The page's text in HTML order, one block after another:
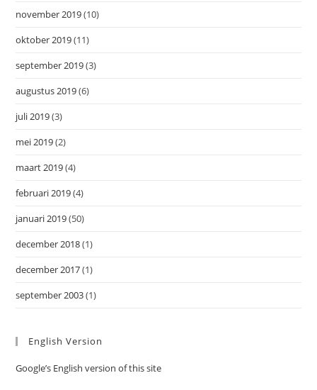
november 2019(10)
oktober 2019(11)
september 2019(3)
augustus 2019(6)
juli 2019(3)
mei 2019(2)
maart 2019(4)
februari 2019(4)
januari 2019(50)
december 2018(1)
december 2017(1)
september 2003(1)
English Version
Google’s English version of this site